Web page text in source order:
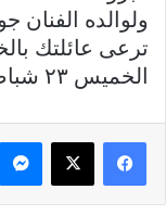
ولوالده الفنان
ترعى عائلتك
الخميس ٢٣ شباط ٢٠٢٣
فيسبوك X